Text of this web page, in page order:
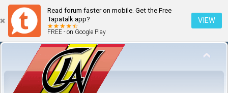
Read forum faster on mobile. Get the Free
Tapatalk app?
FREE - on Google Play
VIEW